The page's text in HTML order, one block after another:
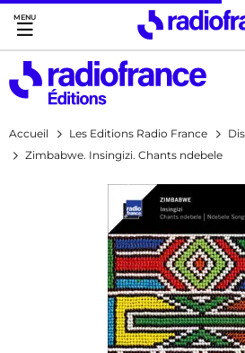
Accès direct :
Menu principal
Contenu
Accueil Les Editions Radio France
Zimbabwe. Insingizi. Chants ndebele